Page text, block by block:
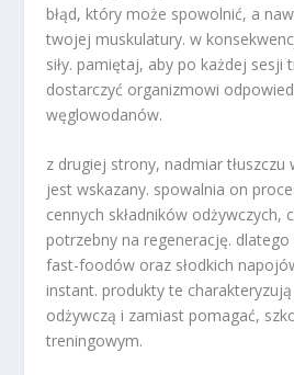
błąd, który może spowolnić, a
twojej muskulatury. w
siły. pamiętaj, aby po każdej sesji
dostarczyć organizmowi
węglowodanów.
z drugiej strony, nadmiar tłuszczu
jest wskazany. spowalnia on
cennych składników odżywczych,
potrzebny na regenerację.
fast-foodów oraz słodkich
instant. produkty te
odżywczą i zamiast pomagać,
treningowym.